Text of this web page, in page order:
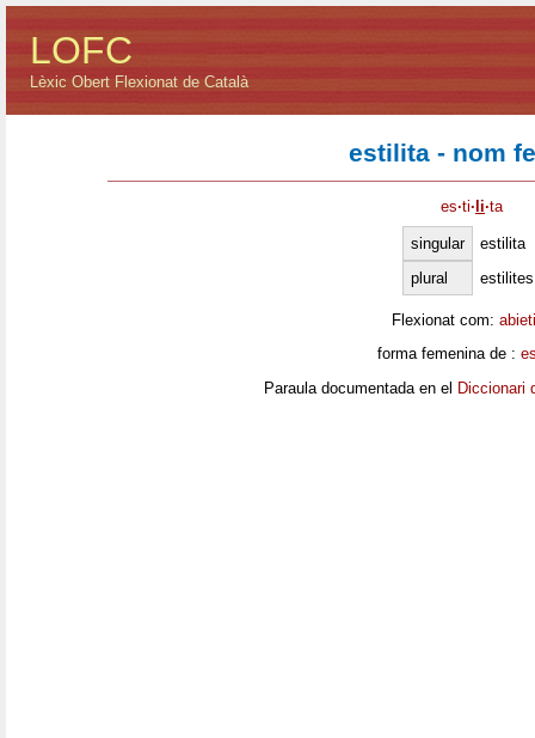
LOFC
Lèxic Obert Flexionat de Català
estilita - nom
es·ti· li·ta
singular
estilita
plural
estilites
Flexionat com:
forma femenina de :
Paraula documentada en el Diccionari